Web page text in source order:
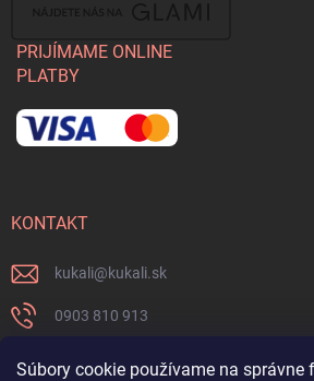
Súbory cookie používame na správne
PRIJÍMAME ONLINE
PLATBY
KONTAKT
kukali@kukali.sk
0903 810 913
0903 810 913